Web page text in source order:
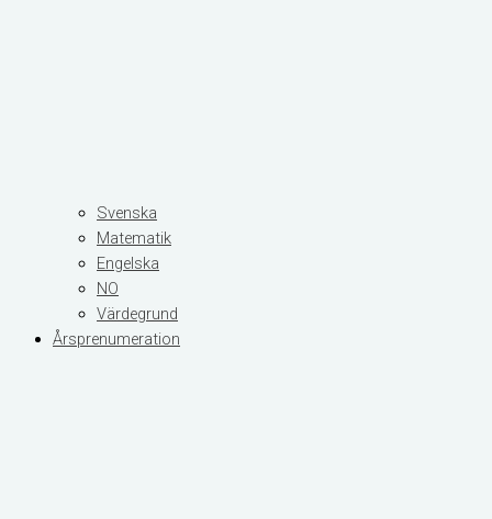
Svenska
Matematik
Engelska
NO
Värdegrund
Årsprenumeration